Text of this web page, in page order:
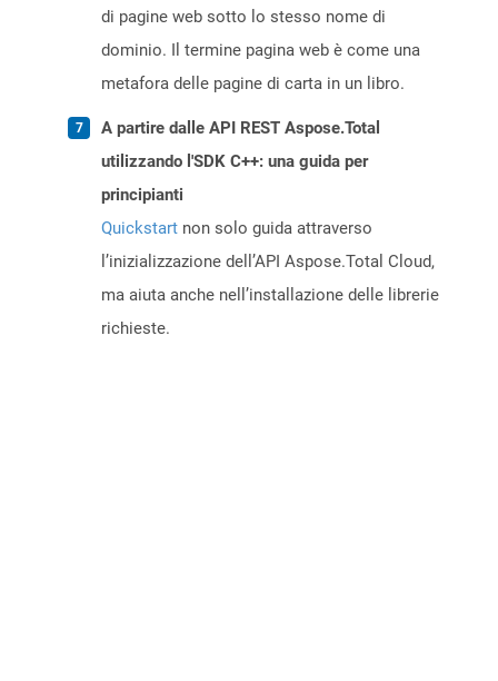
di pagine web sotto lo stesso nome di
dominio. Il termine pagina web è come una
metafora delle pagine di carta in un libro.
A partire dalle API REST Aspose.Total
utilizzando l'SDK C++: una guida per
principianti
Quickstart non solo guida attraverso
l’inizializzazione dell’API Aspose.Total Cloud,
ma aiuta anche nell’installazione delle librerie
richieste.